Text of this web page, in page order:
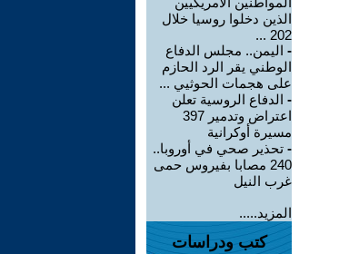
الذين دخلوا روسيا خلال
202 ...
- اليمن.. مجلس الدفاع
الوطني يقر الرد الحازم
على هجمات الحوثيي ...
- الدفاع الروسية تعلن
اعتراض وتدمير 397
مسيرة أوكرانية
- تحذير صحي في أوروبا..
240 مصابا بفيروس حمى
غرب النيل
المزيد.....
كتب ودراسات